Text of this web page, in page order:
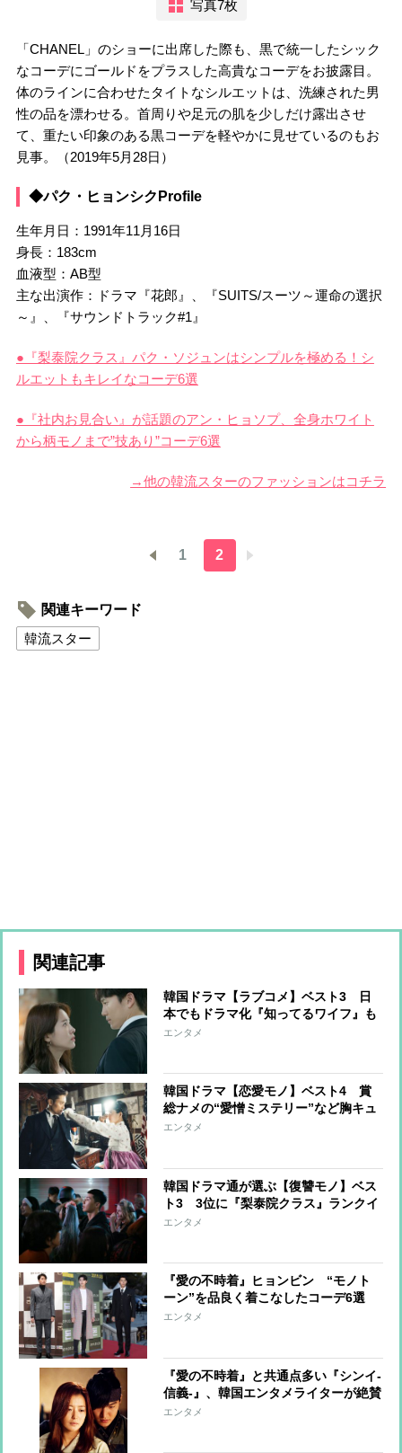
写真7枚
「CHANEL」のショーに出席した際も、黒で統一したシック
なコーデにゴールドをプラスした高貴なコーデをお披露目。
体のラインに合わせたタイトなシルエットは、洗練された男
性の品を漂わせる。首周りや足元の肌を少しだけ露出させ
て、重たい印象のある黒コーデを軽やかに見せているのもお
見事。（2019年5月28日）
◆パク・ヒョンシクProfile
生年月日：1991年11月16日
身長：183cm
血液型：AB型
主な出演作：ドラマ『花郎』、『SUITS/スーツ～運命の選択
～』、『サウンドトラック#1』
●『梨泰院クラス』パク・ソジュンはシンプルを極める！シ
ルエットもキレイなコーデ6選
●『社内お見合い』が話題のアン・ヒョソプ、全身ホワイト
から柄モノまで”技あり”コーデ6選
→他の韓流スターのファッションはコチラ
1 2
関連キーワード
韓流スター
関連記事
韓国ドラマ【ラブコメ】ベスト3 日
本でもドラマ化『知ってるワイフ』も
ランクイン
エンタメ
韓国ドラマ【恋愛モノ】ベスト4 賞
総ナメの“愛憎ミステリー”など胸キュ
ン作品
エンタメ
韓国ドラマ通が選ぶ【復讐モノ】ベス
ト3 3位に『梨泰院クラス』ランクイ
ン
エンタメ
『愛の不時着』ヒョンビン “モノト
ーン”を品良く着こなしたコーデ6選
エンタメ
『愛の不時着』と共通点多い『シンイ-
信義-』、韓国エンタメライターが絶賛
する5つのポイント
エンタメ